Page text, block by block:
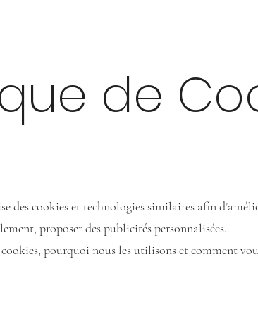
de
des cookies et technologies similaires afin
proposer des publicités personnalisées.
pourquoi nous les utilisons et comment